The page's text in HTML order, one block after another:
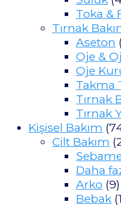
Toka &
Tırnak
Aseton
Oje &
Oje
Takma
Tırnak
Tırnak
Kişisel Bakım
Cilt Bakım
Daha
Arko (9)
Bebak